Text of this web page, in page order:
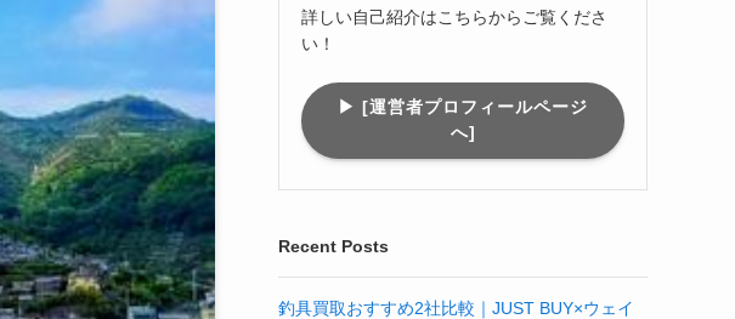
詳しい自己紹介はこちらからご覧くださ
い！
▶︎ [運営者プロフィールページ
へ]
Recent Posts
釣具買取おすすめ2社比較｜JUST BUY×ウェイ